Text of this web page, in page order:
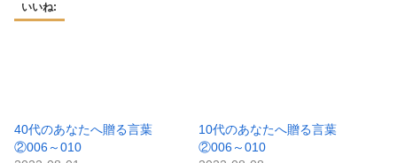
いいね:
40代のあなたへ贈る言葉
②006～010
10代のあなたへ贈る言葉
②006～010